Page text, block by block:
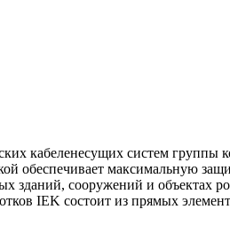
кабеленесущих систем
обеспечивает максимальную
зданий, сооружений и объектах
IEK состоит из прямых